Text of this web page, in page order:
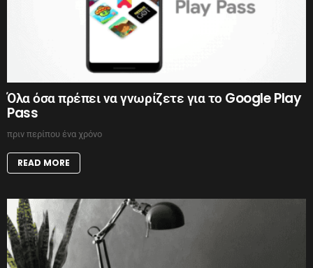
Όλα όσα πρέπει να γνωρίζετε για το Google Play
Pass
πριν περίπου ένα χρόνο
READ MORE